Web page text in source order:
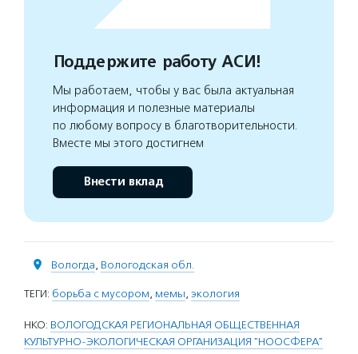
Поддержите работу АСИ!
Мы работаем, чтобы у вас была актуальная
информация и полезные материалы
по любому вопросу в благотворительности.
Вместе мы этого достигнем
Внести вклад
Вологда, Вологодская обл.
ТЕГИ: борьба с мусором, мемы, экология
НКО: ВОЛОГОДСКАЯ РЕГИОНАЛЬНАЯ ОБЩЕСТВЕННАЯ
КУЛЬТУРНО-ЭКОЛОГИЧЕСКАЯ ОРГАНИЗАЦИЯ "НООСФЕРА"